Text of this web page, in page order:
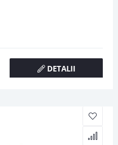
DETALII